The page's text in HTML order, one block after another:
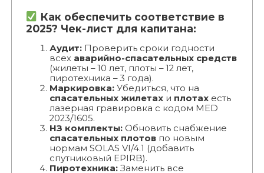
Как обеспечить соответствие в
2025? Чек-лист для капитана:
Аудит:Проверить сроки годности
всех аварийно-спасательных средств
(жилеты – 10 лет, плоты – 12 лет,
пиротехника – 3 года).
Маркировка:Убедиться, что на
спасательных жилетахи плотахесть
лазерная гравировка с кодом MED
2023/1605.
НЗ комплекты:Обновить снабжение
спасательных плотовпо новым
нормам SOLAS VI/4.1 (добавить
спутниковый EPIRB).
Пиротехника:Заменить все